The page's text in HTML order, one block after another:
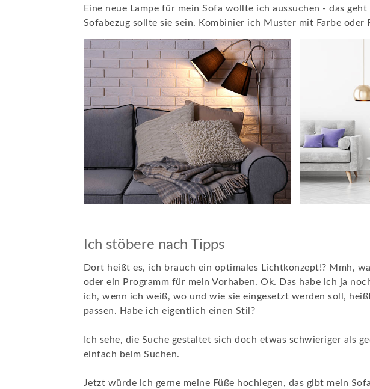
Eine neue Lampe für mein Sofa wollte ich aussuchen - das
Sofabezug sollte sie sein. Kombinier ich Muster mit Farbe
Ich stöbere nach Tipps
Dort heißt es, ich brauch ein optimales Lichtkonzept!? Mmh,
oder ein Programm für mein Vorhaben. Ok. Das habe ich ja
ich, wenn ich weiß, wo und wie sie eingesetzt werden soll,
passen. Habe ich eigentlich einen Stil?
Ich sehe, die Suche gestaltet sich doch etwas schwieriger als
einfach beim Suchen.
Jetzt würde ich gerne meine Füße hochlegen, das gibt mein